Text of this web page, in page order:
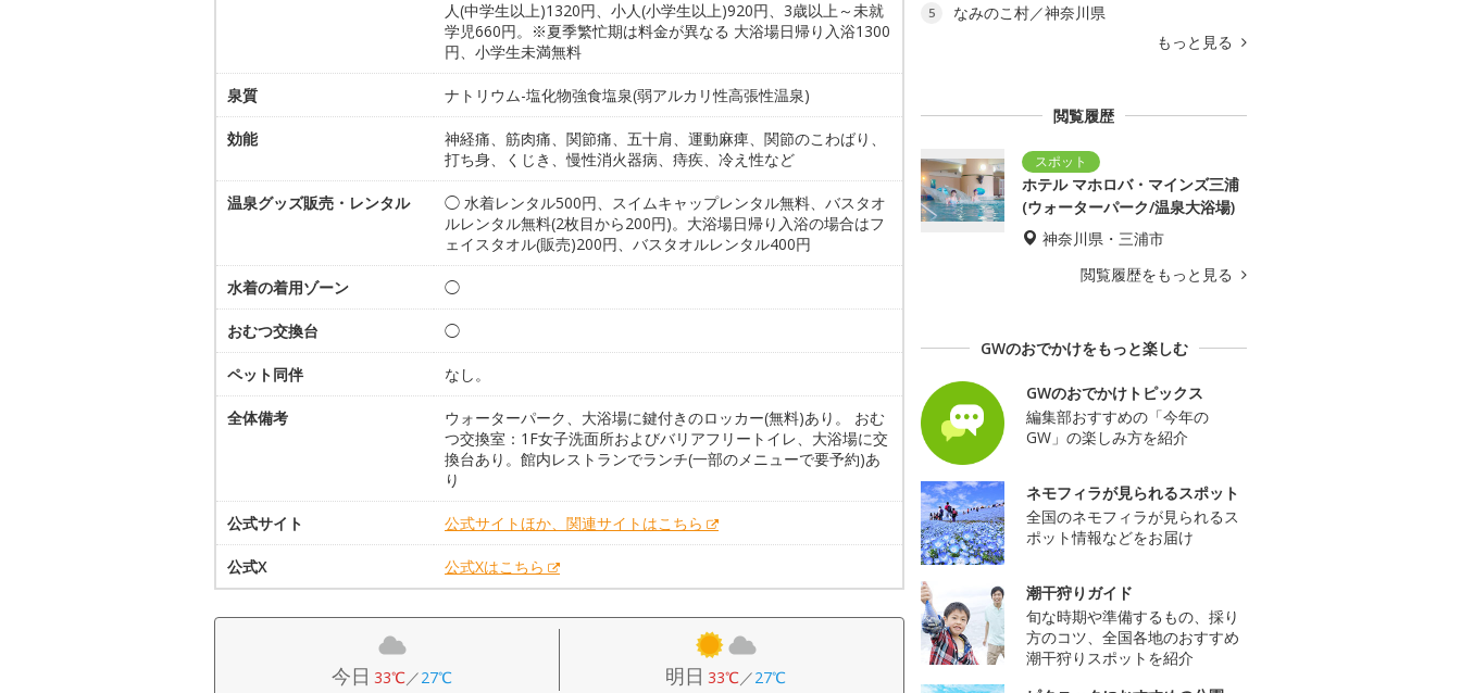
人(中学生以上)1320円、小人(小学生以上)920円、3歳以上～未就
学児660円。※夏季繁忙期は料金が異なる 大浴場日帰り入浴1300
円、小学生未満無料
泉質 ナトリウム-塩化物強食塩泉(弱アルカリ性高張性温泉)
効能
神経痛、筋肉痛、関節痛、五十肩、運動麻痺、関節のこわばり、
打ち身、くじき、慢性消火器病、痔疾、冷え性など
温泉グッズ販売・レンタル
◯ 水着レンタル500円、スイムキャップレンタル無料、バスタオ
ルレンタル無料(2枚目から200円)。大浴場日帰り入浴の場合はフ
ェイスタオル(販売)200円、バスタオルレンタル400円
水着の着用ゾーン ◯
おむつ交換台 ◯
ペット同伴 なし。
全体備考
ウォーターパーク、大浴場に鍵付きのロッカー(無料)あり。 おむ
つ交換室：1F女子洗面所およびバリアフリートイレ、大浴場に交
換台あり。館内レストランでランチ(一部のメニューで要予約)あ
り
公式サイト 公式サイトほか、関連サイトはこちら
公式X 公式Xはこちら
今日 33℃／27℃ 明日 33℃／27℃
5
なみのこ村／神奈川県
もっと見る
閲覧履歴
ホテル マホロバ・マインズ三浦
(ウォーターパーク/温泉大浴場)
神奈川県・三浦市
閲覧履歴をもっと見る
GWのおでかけをもっと楽しむ
GWのおでかけトピックス
編集部おすすめの「今年の
GW」の楽しみ方を紹介
ネモフィラが見られるスポット
全国のネモフィラが見られるス
ポット情報などをお届け
潮干狩りガイド
旬な時期や準備するもの、採り
方のコツ、全国各地のおすすめ
潮干狩りスポットを紹介